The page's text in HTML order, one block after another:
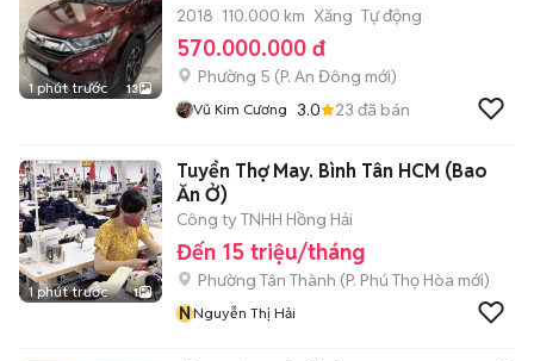
1 phút trước 13
2018 110.000 km Xăng Tự động
570.000.000 đ
Phường 5 (P. An Đông mới)
Vũ Kim Cương 3.0 23 đã bán
1 phút trước 1
Tuyển Thợ May. Bình Tân HCM (Bao
Ăn Ở)
Công ty TNHH Hồng Hải
Đến 15 triệu/tháng
Phường Tân Thành (P. Phú Thọ Hòa mới)
NNguyễn Thị Hải